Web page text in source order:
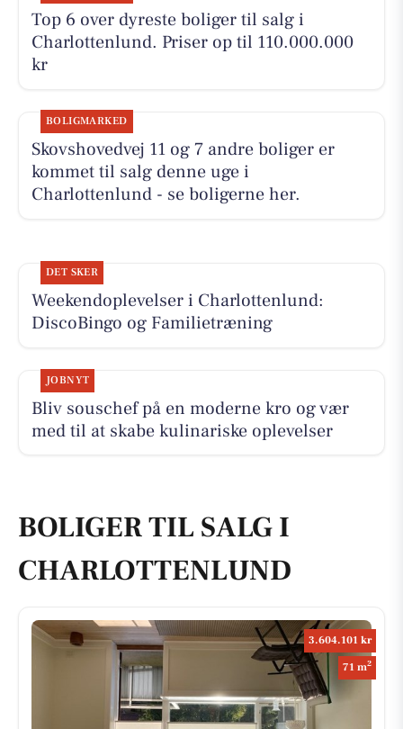
Top 6 over dyreste boliger til salg i
Charlottenlund. Priser op til 110.000.000
kr
BOLIGMARKED
Skovshovedvej 11 og 7 andre boliger er
kommet til salg denne uge i
Charlottenlund - se boligerne her.
DET SKER
Weekendoplevelser i Charlottenlund:
DiscoBingo og Familietræning
JOBNYT
Bliv souschef på en moderne kro og vær
med til at skabe kulinariske oplevelser
BOLIGER TIL SALG I
CHARLOTTENLUND
3.604.101 kr
71 m2